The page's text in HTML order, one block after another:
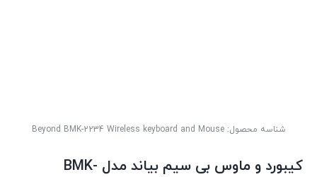
شناسه محصول:Beyond BMK-2234 Wireless keyboard and Mouse
کیبورد و ماوس بی سیم بیاند مدل BMK-